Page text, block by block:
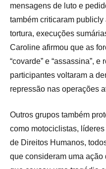
mensagens de luto e
também criticaram
tortura, execuções
Caroline afirmou que as
“covarde” e “assassina”,
participantes voltaram a
repressão nas operações
Outros grupos também
como motociclistas,
de Direitos Humanos,
que consideram uma